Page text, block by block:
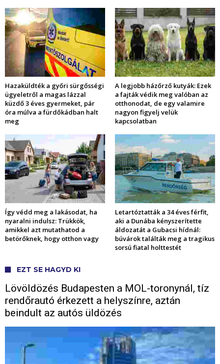
Hazaküldték a győri sürgősségi
ügyeletről a magas lázzal
küzdő 3 éves gyermeket, pár
óra múlva a fürdőkádban halt
meg
A legjobb házőrző kutyák: Ezek
a fajták védik meg valóban az
otthonodat, de egy valamire
nagyon figyelj velük
kapcsolatban
Így védd meg a lakásodat, ha
nyaralni indulsz: Trükkök,
amikkel azt mutathatod a
betörőknek, hogy otthon vagy
Letartóztatták a 34 éves férfit,
aki a Dunába kényszerítette
áldozatát a Gubacsi hídnál:
búvárok találták meg a tragikus
sorsú fiatal holttestét
EZT SE HAGYD KI
Lövöldözés Budapesten a MOL-toronynál, tíz
rendőrautó érkezett a helyszínre, aztán
beindult az autós üldözés